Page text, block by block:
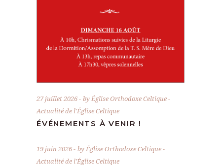
27 juillet 2026 byÉglise Orthodoxe Celtique
Actualité de l'Église Celtique
ÉVÉNEMENTS À VENIR !
19 juin 2026 byÉglise Orthodoxe Celtique
Actualité de l'Église Celtique